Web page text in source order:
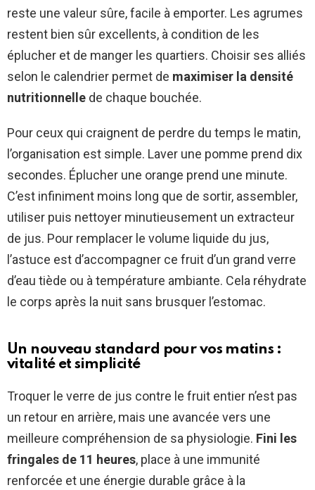
reste une valeur sûre, facile à emporter. Les agrumes
restent bien sûr excellents, à condition de les
éplucher et de manger les quartiers. Choisir ses alliés
selon le calendrier permet de maximiser la densité
nutritionnelle de chaque bouchée.
Pour ceux qui craignent de perdre du temps le matin,
l’organisation est simple. Laver une pomme prend dix
secondes. Éplucher une orange prend une minute.
C’est infiniment moins long que de sortir, assembler,
utiliser puis nettoyer minutieusement un extracteur
de jus. Pour remplacer le volume liquide du jus,
l’astuce est d’accompagner ce fruit d’un grand verre
d’eau tiède ou à température ambiante. Cela réhydrate
le corps après la nuit sans brusquer l’estomac.
Un nouveau standard pour vos matins :
vitalité et simplicité
Troquer le verre de jus contre le fruit entier n’est pas
un retour en arrière, mais une avancée vers une
meilleure compréhension de sa physiologie. Fini les
fringales de 11 heures, place à une immunité
renforcée et une énergie durable grâce à la